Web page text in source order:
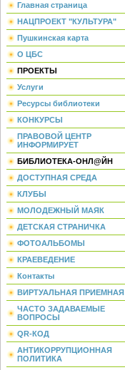
Главная страница
НАЦПРОЕКТ "КУЛЬТУРА"
Пушкинская карта
О ЦБС
ПРОЕКТЫ
Услуги
Ресурсы библиотеки
КОНКУРСЫ
ПРАВОВОЙ ЦЕНТР
ИНФОРМИРУЕТ
БИБЛИОТЕКА-ОНЛ@ЙН
ДОСТУПНАЯ СРЕДА
КЛУБЫ
МОЛОДЕЖНЫЙ МАЯК
ДЕТСКАЯ СТРАНИЧКА
ФОТОАЛЬБОМЫ
КРАЕВЕДЕНИЕ
Контакты
ВИРТУАЛЬНАЯ ПРИЕМНАЯ
ЧАСТО ЗАДАВАЕМЫЕ
ВОПРОСЫ
QR-КОД
АНТИКОРРУПЦИОННАЯ
ПОЛИТИКА